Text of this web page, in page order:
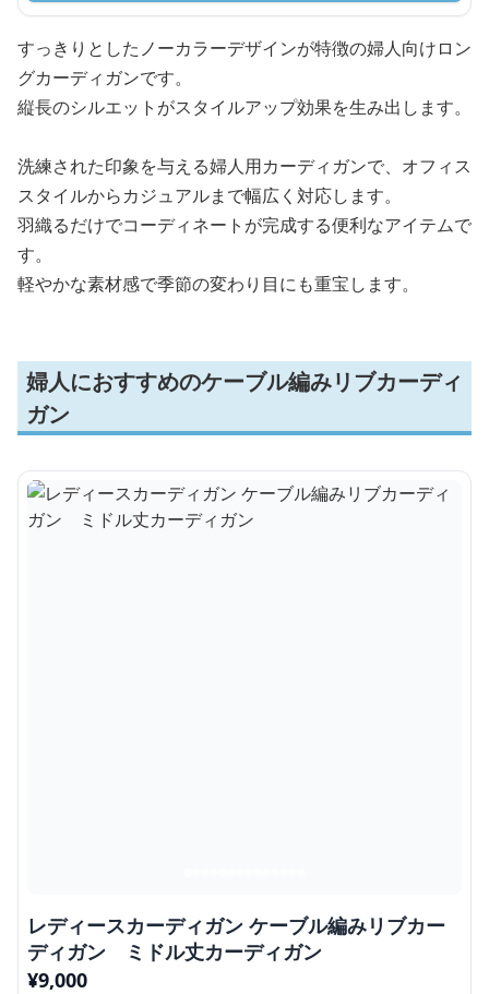
すっきりとしたノーカラーデザインが特徴の婦人向けロン
グカーディガンです。
縦長のシルエットがスタイルアップ効果を生み出します。
洗練された印象を与える婦人用カーディガンで、オフィス
スタイルからカジュアルまで幅広く対応します。
羽織るだけでコーディネートが完成する便利なアイテムで
す。
軽やかな素材感で季節の変わり目にも重宝します。
婦人におすすめのケーブル編みリブカーディ
ガン
レディースカーディガン ケーブル編みリブカー
ディガン ミドル丈カーディガン
¥9,000